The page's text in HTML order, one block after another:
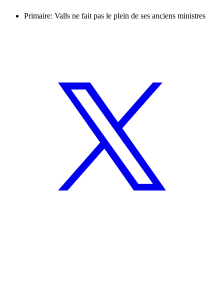
Primaire: Valls ne fait pas le plein de ses anciens ministres